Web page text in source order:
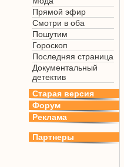
Прямой эфир
Смотри в оба
Пошутим
Гороскоп
Последняя страница
Документальный
детектив
Старая версия
Форум
Реклама
Партнеры